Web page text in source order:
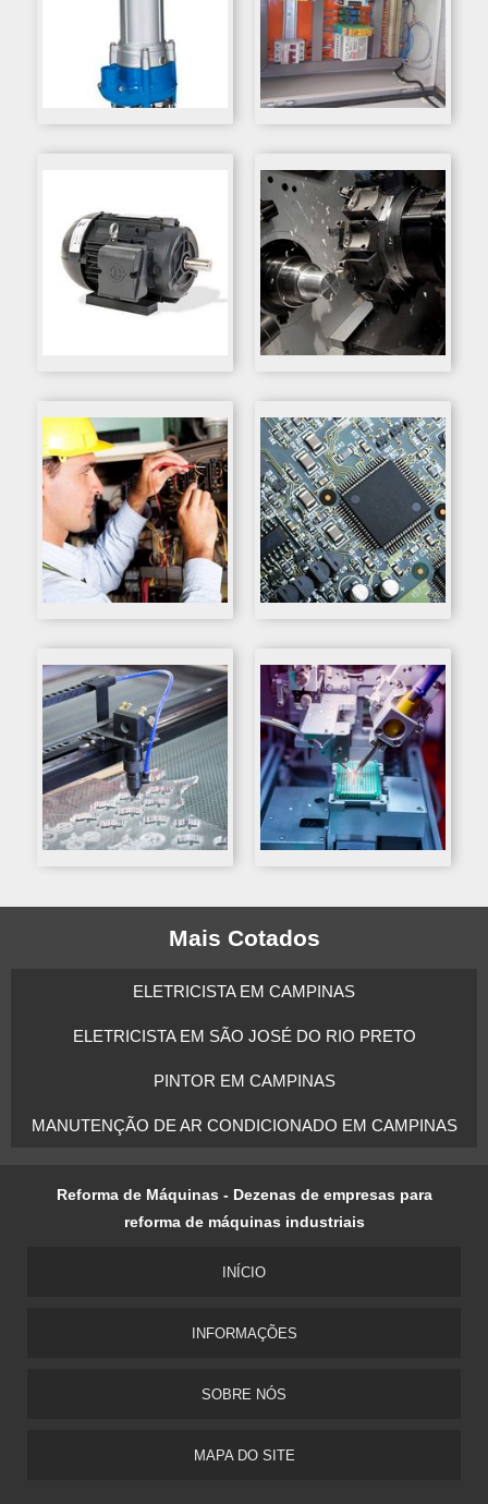
Mais Cotados
ELETRICISTA EM CAMPINAS
ELETRICISTA EM SÃO JOSÉ DO RIO PRETO
PINTOR EM CAMPINAS
MANUTENÇÃO DE AR CONDICIONADO EM CAMPINAS
Reforma de Máquinas - Dezenas de empresas para
reforma de máquinas industriais
INÍCIO
INFORMAÇÕES
SOBRE NÓS
MAPA DO SITE